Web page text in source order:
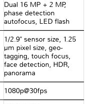
Dual 16 MP + 2 MP,
phase detection
autofocus, LED flash
1/2.9" sensor size, 1.25
µm pixel size, geo-
tagging, touch focus,
face detection, HDR,
panorama
1080p@30fps